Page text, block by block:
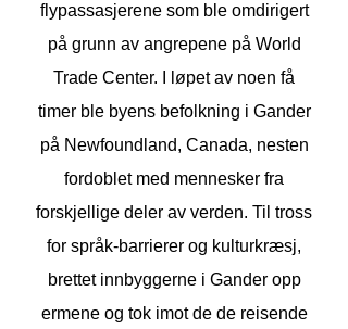
flypassasjerene som ble omdirigert
på grunn av angrepene på World
Trade Center. I løpet av noen få
timer ble byens befolkning i Gander
på Newfoundland, Canada, nesten
fordoblet med mennesker fra
forskjellige deler av verden. Til tross
for språk-barrierer og kulturkræsj,
brettet innbyggerne i Gander opp
ermene og tok imot de de reisende